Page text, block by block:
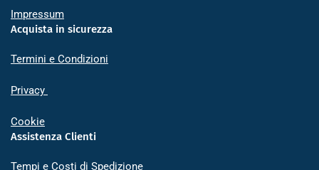
Impressum
Acquista in sicurezza
Termini e Condizioni
Privacy
Cookie
Assistenza Clienti
Tempi e Costi di Spedizione